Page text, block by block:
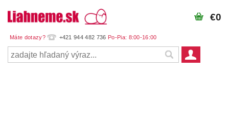
+421 944 482 736
€0